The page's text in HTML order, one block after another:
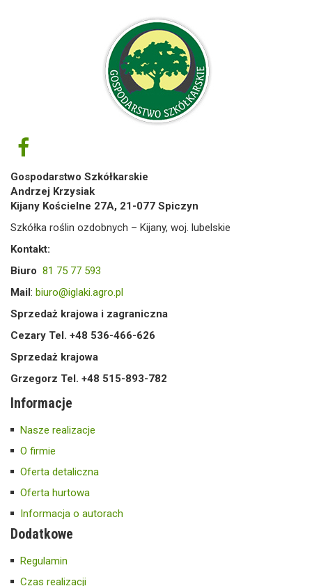
Gospodarstwo Szkółkarskie
Andrzej Krzysiak
Kijany Kościelne 27A, 21-077 Spiczyn
Szkółka roślin ozdobnych – Kijany, woj. lubelskie
Kontakt:
Biuro 81 75 77 593
Mail: biuro@iglaki.agro.pl
Sprzedaż krajowa i zagraniczna
Cezary Tel. +48 536-466-626
Sprzedaż krajowa
Grzegorz Tel. +48 515-893-782
Informacje
Nasze realizacje
O firmie
Oferta detaliczna
Oferta hurtowa
Informacja o autorach
Dodatkowe
Regulamin
Czas realizacji